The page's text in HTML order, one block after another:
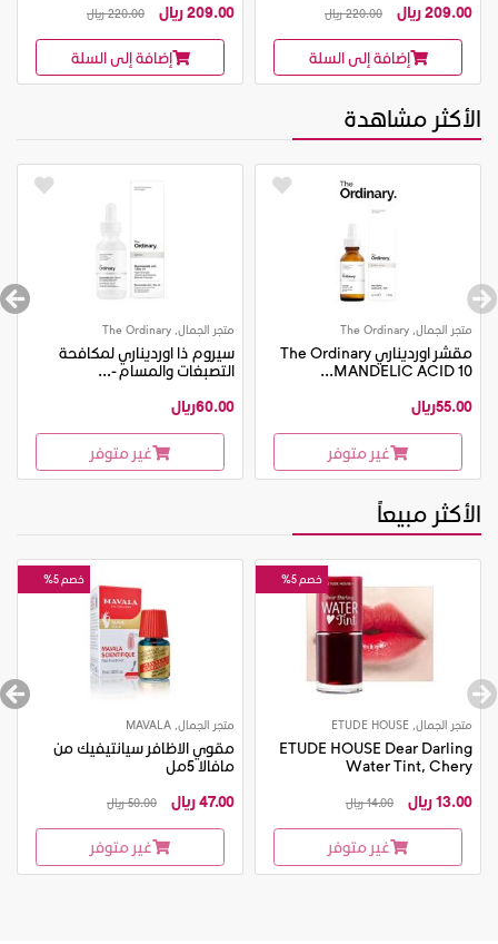
209.00 ريال
220.00 ريال
إضافة إلى السلة
209.00 ريال
220.00 ريال
إضافة إلى السلة
الأكثر مشاهدة
متجر الجمال, The Ordinary
مقشر اورديناري The Ordinary
MANDELIC ACID 10...
55.00ريال
غير متوفر
متجر الجمال, The Ordinary
سيروم ذا اورديناري لمكافحة
التصبغات والمسام -...
60.00ريال
غير متوفر
الأكثر مبيعاً
خصم 5%
متجر الجمال, ETUDE HOUSE
ETUDE HOUSE Dear Darling
Water Tint, Chery
13.00 ريال
14.00 ريال
غير متوفر
خصم 5%
متجر الجمال, MAVALA
مقوي الاظافر سيانتيفيك من
مافالا 5مل
47.00 ريال
50.00 ريال
غير متوفر